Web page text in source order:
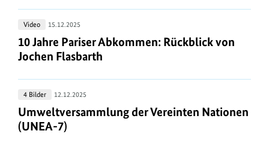
auf
die
Erfolge
von
10
Jahre
Pariser
Rückblick
von
Jochen
Flasbarth
Video 15.12.2025
10 Jahre Pariser Abkommen: Rückblick von
10 Jahre Pariser Abkommen: Rückblick von
Jochen Flasbarth
Umweltversammlung
der
Vereinten
4 Bilder 12.12.2025
Umweltversammlung der Vereinten Nationen
Umweltversammlung der Vereinten Nationen
(UNEA-7)